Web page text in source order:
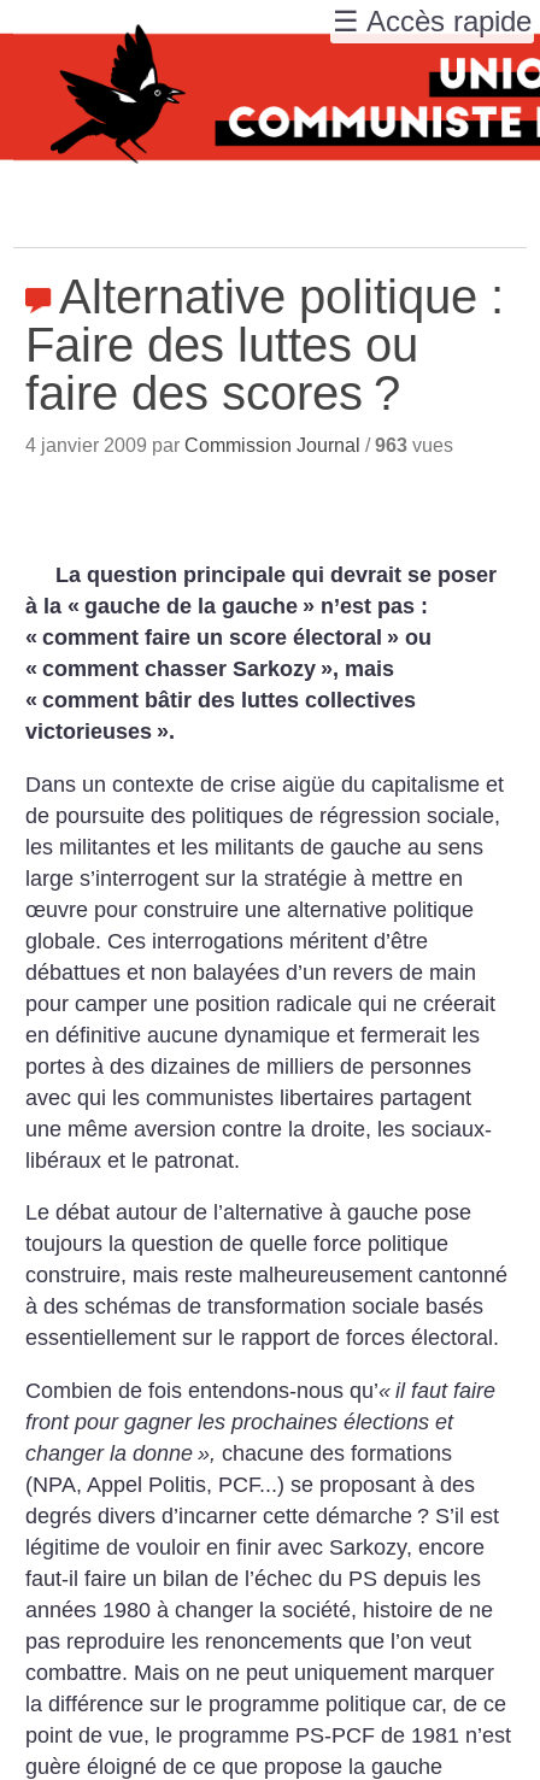
Alternative politique :
Faire des luttes ou
faire des scores ?
4 janvier 2009 parCommission Journal /963 vues
La question principale qui devrait se poser
à la « gauche de la gauche » n’est pas :
« comment faire un score électoral » ou
« comment chasser Sarkozy », mais
« comment bâtir des luttes collectives
victorieuses ».
Dans un contexte de crise aigüe du capitalisme et
de poursuite des politiques de régression sociale,
les militantes et les militants de gauche au sens
large s’interrogent sur la stratégie à mettre en
œuvre pour construire une alternative politique
globale. Ces interrogations méritent d’être
débattues et non balayées d’un revers de main
pour camper une position radicale qui ne créerait
en définitive aucune dynamique et fermerait les
portes à des dizaines de milliers de personnes
avec qui les communistes libertaires partagent
une même aversion contre la droite, les sociaux-
libéraux et le patronat.
Le débat autour de l’alternative à gauche pose
toujours la question de quelle force politique
construire, mais reste malheureusement cantonné
à des schémas de transformation sociale basés
essentiellement sur le rapport de forces électoral.
Combien de fois entendons-nous qu’« il faut faire
front pour gagner les prochaines élections et
changer la donne », chacune des formations
(NPA, Appel Politis, PCF...) se proposant à des
degrés divers d’incarner cette démarche ? S’il est
légitime de vouloir en finir avec Sarkozy, encore
faut-il faire un bilan de l’échec du PS depuis les
années 1980 à changer la société, histoire de ne
pas reproduire les renoncements que l’on veut
combattre. Mais on ne peut uniquement marquer
la différence sur le programme politique car, de ce
point de vue, le programme PS-PCF de 1981 n’est
guère éloigné de ce que propose la gauche
☰ Accès rapide